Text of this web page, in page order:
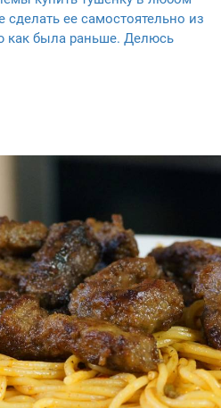
ее самостоятельно из
как была раньше. Делюсь